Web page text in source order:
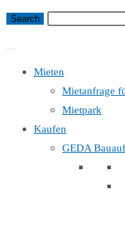
Mieten
Mietanfrage
Mietpark
Kaufen
GEDA